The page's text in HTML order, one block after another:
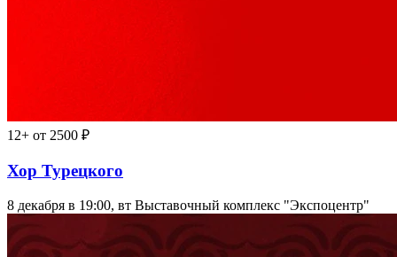
12+ от 2500 ₽
Хор Турецкого
8 декабря в 19:00, вт Выставочный комплекс "Экспоцентр"